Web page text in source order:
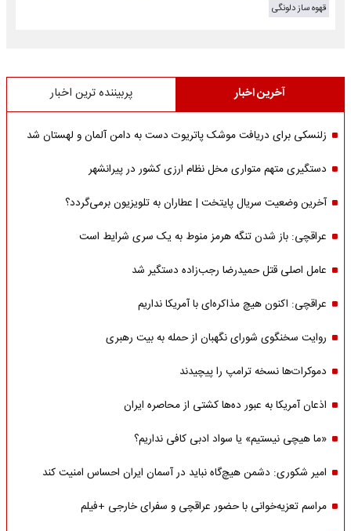
قهوه ساز دلونگی
آخرین اخبار پربیننده ترین اخبار
زلنسکی برای دریافت موشک پاتریوت دست به دامن آلمان و لهستان شد
دستگیری متهم متواری مخل نظام ارزی کشور در پیرانشهر
آخرین وضعیت سریال پایتخت | عطاران به تلویزیون برمی‌گردد؟
عراقچی: باز شدن تنگه هرمز منوط به یک سری شرایط است
عامل اصلی قتل حمیدرضا رجب‌زاده دستگیر شد
عراقچی: اکنون هیچ مذاکره‌ای با آمریکا نداریم
روایت سخنگوی شورای نگهبان از حمله به بیت رهبری
دموکرات‌ها نسخه ترامپ را پیچیدند
اذعان آمریکا به عبور ده‌ها کشتی از محاصره ایران
«ما هیچی نیستیم» یا سواد ادبی کافی نداریم؟
امیر شکوری: دشمن هیچ‌گاه نباید در آسمان ایران احساس امنیت کند
مراسم تعزیه‌خوانی با حضور عراقچی و سفرای خارجی +فیلم